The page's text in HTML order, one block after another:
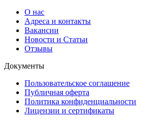
О нас
Адреса и контакты
Вакансии
Новости и Статьи
Отзывы
Документы
Пользовательское соглашение
Публичная оферта
Политика конфиденциальности
Лицензии и сертификаты